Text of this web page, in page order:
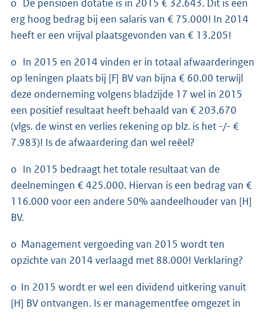
o De pensioen dotatie is in 2015 € 32.643. Dit is een
erg hoog bedrag bij een salaris van € 75.000! In 2014
heeft er een vrijval plaatsgevonden van € 13.205!
o In 2015 en 2014 vinden er in totaal afwaarderingen
op leningen plaats bij [F] BV van bijna € 60.00 terwijl
deze onderneming volgens bladzijde 17 wel in 2015
een positief resultaat heeft behaald van € 203.670
(vlgs. de winst en verlies rekening op blz. is het -/- €
7.983)! Is de afwaardering dan wel reëel?
o In 2015 bedraagt het totale resultaat van de
deelnemingen € 425.000. Hiervan is een bedrag van €
116.000 voor een andere 50% aandeelhouder van [H]
BV.
o Management vergoeding van 2015 wordt ten
opzichte van 2014 verlaagd met 88.000! Verklaring?
o In 2015 wordt er wel een dividend uitkering vanuit
[H] BV ontvangen. Is er managementfee omgezet in